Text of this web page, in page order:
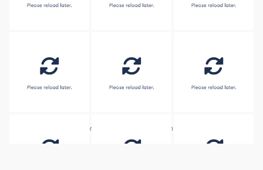
Combine Social Photos from